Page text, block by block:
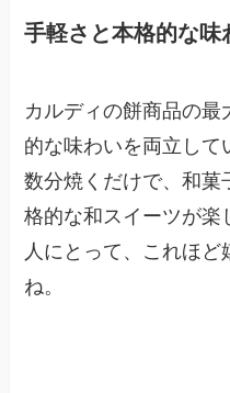
手軽さと本格的な味
カルディの餅商品の
的な味わいを両立し
数分焼くだけで、和
格的な和スイーツが
人にとって、これほ
ね。